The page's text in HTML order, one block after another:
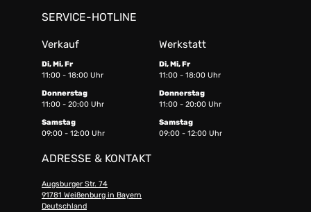
SERVICE-HOTLINE
Verkauf Werkstatt
Di, Mi, Fr
11:00 - 18:00 Uhr
Di, Mi, Fr
11:00 - 18:00 Uhr
Donnerstag
11:00 - 20:00 Uhr
Donnerstag
11:00 - 20:00 Uhr
Samstag
09:00 - 12:00 Uhr
Samstag
09:00 - 12:00 Uhr
ADRESSE & KONTAKT
Augsburger Str. 74
91781 Weißenburg in Bayern
Deutschland